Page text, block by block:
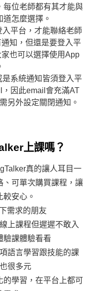
每位老師都有其才能與
怎麼選擇。
平台，才能聯絡老師
知，但還是要登入平
也可以選擇使用App
系統通知皆須登入平
因此email會充滿AT
另外設定關閉通知。
上課嗎？
真的讓人耳目一
、可單次購買課程，讓
安心。
需求的朋友
上課程但遲遲不敢入
驗課體驗看看
語言學習跟技能的課
很多元
的學習，在平台上都可